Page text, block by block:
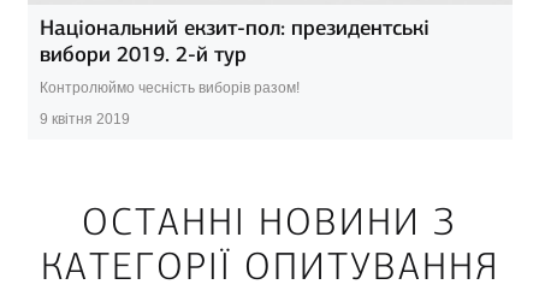
Національний екзит-пол: президентські
вибори 2019. 2-й тур
Контролюймо чесність виборів разом!
9 квітня 2019
ОСТАННІ НОВИНИ З
КАТЕГОРІЇ ОПИТУВАННЯ